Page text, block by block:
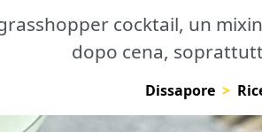
cocktail, un
dopo cena,
Dissapore